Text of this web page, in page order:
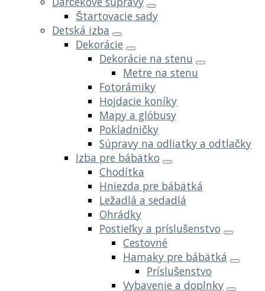
Štartovacie sady
Detská izba
Dekorácie
Dekorácie na stenu
Metre na stenu
Fotorámiky
Hojdacie koníky
Mapy a glóbusy
Pokladničky
Súpravy na odliatky a odtlačky
Izba pre bábätko
Chodítka
Hniezda pre bábätká
Ležadlá a sedadlá
Ohrádky
Postieľky a príslušenstvo
Cestovné
Hamaky pre bábätká
Príslušenstvo
Vybavenie a doplnky